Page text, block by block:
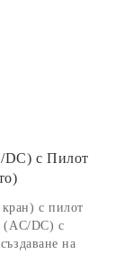
DC) с Пилот
с пилот
(AC/DC) с
на